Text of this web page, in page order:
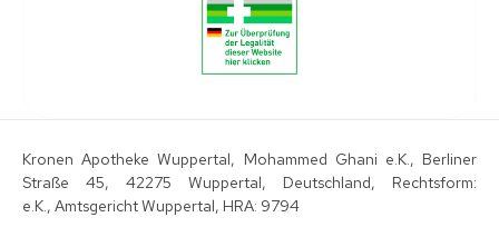
Kronen Apotheke Wuppertal, Mohammed Ghani e.K., Berliner
Straße 45, 42275 Wuppertal, Deutschland, Rechtsform:
e.K., Amtsgericht Wuppertal, HRA: 9794